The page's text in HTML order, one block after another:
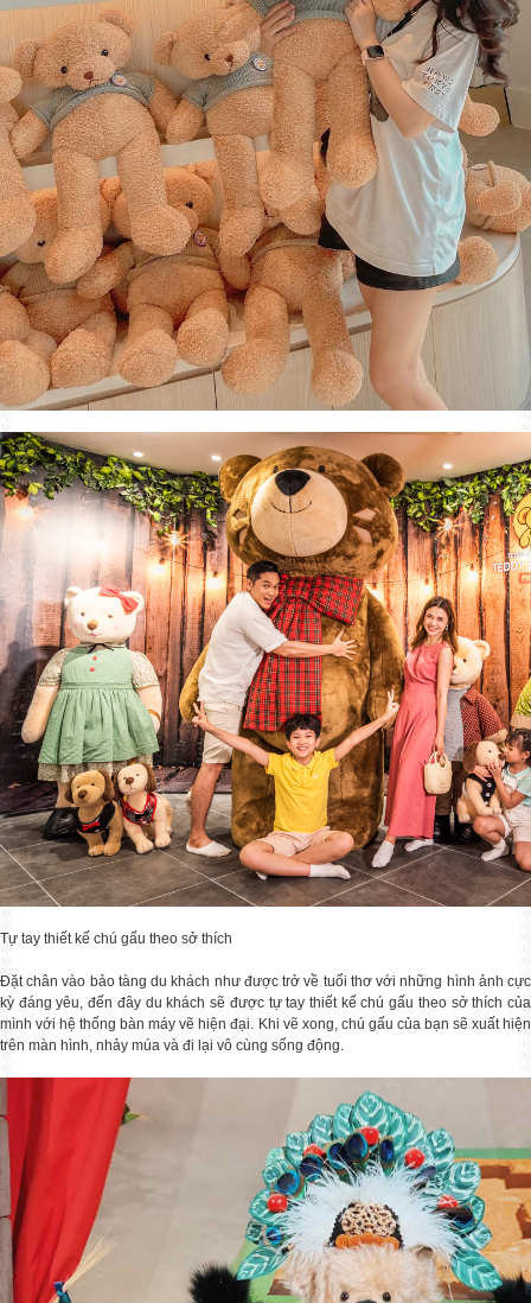
Tự tay thiết kế chú gấu theo sở thích
Đặt chân vào bảo tàng du khách như được trở về tuổi thơ với những hình ảnh cực
kỳ đáng yêu, đến đây du khách sẽ được tự tay thiết kế chú gấu theo sở thích của
mình với hệ thống bàn máy vẽ hiện đại. Khi vẽ xong, chú gấu của bạn sẽ xuất hiện
trên màn hình, nhảy múa và đi lại vô cùng sống động.